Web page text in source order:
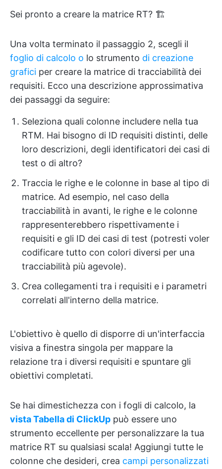
Sei pronto a creare la matrice RT? 🏗️
Una volta terminato il passaggio 2, scegli il
foglio di calcolo o lo strumento di creazione
grafici per creare la matrice di tracciabilità dei
requisiti. Ecco una descrizione approssimativa
dei passaggi da seguire:
Seleziona quali colonne includere nella tua
RTM. Hai bisogno di ID requisiti distinti, delle
loro descrizioni, degli identificatori dei casi di
test o di altro?
Traccia le righe e le colonne in base al tipo di
matrice. Ad esempio, nel caso della
tracciabilità in avanti, le righe e le colonne
rappresenterebbero rispettivamente i
requisiti e gli ID dei casi di test (potresti voler
codificare tutto con colori diversi per una
tracciabilità più agevole).
Crea collegamenti tra i requisiti e i parametri
correlati all'interno della matrice.
L'obiettivo è quello di disporre di un'interfaccia
visiva a finestra singola per mappare la
relazione tra i diversi requisiti e spuntare gli
obiettivi completati.
Se hai dimestichezza con i fogli di calcolo, la
vista Tabella di ClickUp può essere uno
strumento eccellente per personalizzare la tua
matrice RT su qualsiasi scala! Aggiungi tutte le
colonne che desideri, crea campi personalizzati